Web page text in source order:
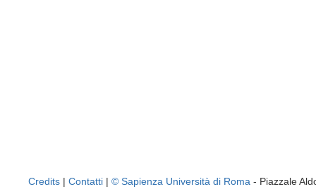
Credits | Contatti | © Sapienza Università di Roma - Piazzale